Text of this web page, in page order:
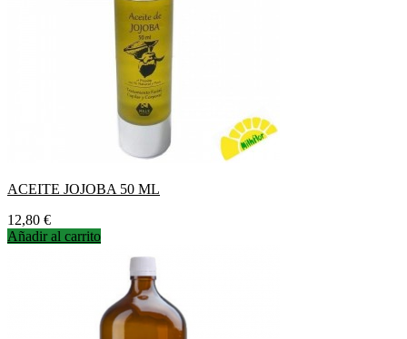
ACEITE JOJOBA 50 ML
Precio
12,80 €
Añadir al carrito